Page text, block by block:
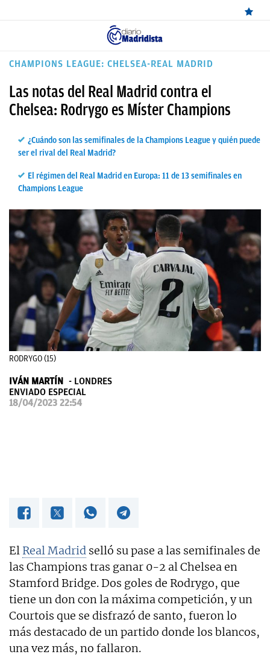
ÚLTIMAS
REAL
BALONCESTO
CANTERA
DIRECTO
FEMENINO
PAPARAZZI
OKDIARIO
CHAMPIONS LEAGUE: CHELSEA-REAL MADRID
Las notas del Real Madrid contra el
Chelsea: Rodrygo es Míster Champions
¿Cuándo son las semifinales de la Champions League y quién puede
ser el rival del Real Madrid?
El régimen del Real Madrid en Europa: 11 de 13 semifinales en
Champions League
RODRYGO (15)
IVÁN MARTÍN
LONDRES
ENVIADO ESPECIAL
18/04/2023 22:54
El Real Madrid selló su pase a las semifinales de
las Champions tras ganar 0-2 al Chelsea en
Stamford Bridge. Dos goles de Rodrygo, que
tiene un don con la máxima competición, y un
Courtois que se disfrazó de santo, fueron lo
más destacado de un partido donde los blancos,
una vez más, no fallaron.